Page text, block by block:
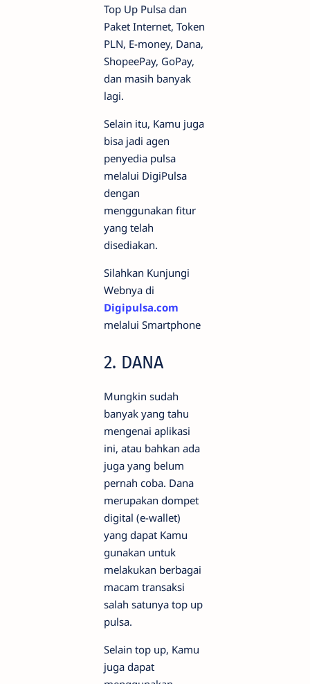
Top Up Pulsa dan
Paket Internet, Token
PLN, E-money, Dana,
ShopeePay, GoPay,
dan masih banyak
lagi.
Selain itu, Kamu juga
bisa jadi agen
penyedia pulsa
melalui DigiPulsa
dengan
menggunakan fitur
yang telah
disediakan.
Silahkan Kunjungi
Webnya di
Digipulsa.com
melalui Smartphone
2. DANA
Mungkin sudah
banyak yang tahu
mengenai aplikasi
ini, atau bahkan ada
juga yang belum
pernah coba. Dana
merupakan dompet
digital (e-wallet)
yang dapat Kamu
gunakan untuk
melakukan berbagai
macam transaksi
salah satunya top up
pulsa.
Selain top up, Kamu
juga dapat